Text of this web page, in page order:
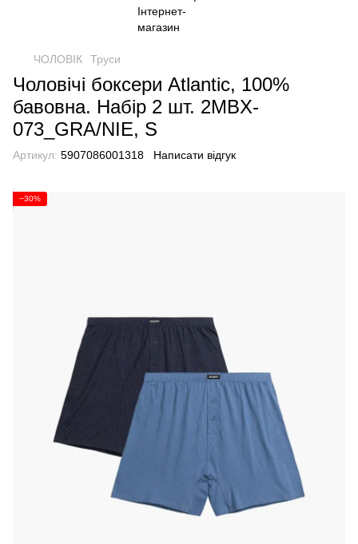
ЧОЛОВІК Труси
Чоловічі боксери Atlantic, 100%
бавовна. Набір 2 шт. 2MBX-
073_GRA/NIE, S
Артикул: 5907086001318 Написати відгук
−30%